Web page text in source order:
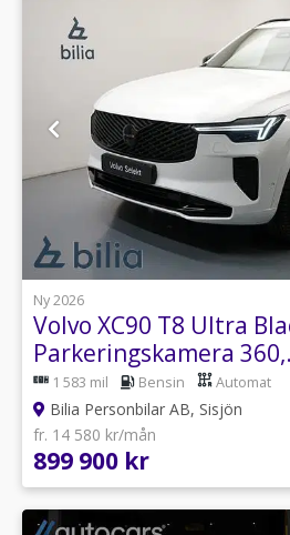
1
Ny 2026
Volvo XC90 T8 Ultra
Parkeringskamera
1 583 mil Bensin Automat
Bilia Personbilar AB, Sisjön
fr. 14 580 kr/mån
899 900 kr